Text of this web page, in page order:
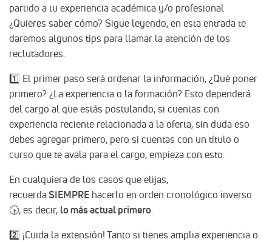
partido a tu experiencia académica y/o profesional
¿Quieres saber cómo? Sigue leyendo, en esta entrada te
daremos algunos tips para llamar la atención de los
reclutadores.
1️⃣ El primer paso será ordenar la información, ¿Qué poner
primero? ¿La experiencia o la formación? Esto dependerá
del cargo al que estás postulando, si cuentas con
experiencia reciente relacionada a la oferta, sin duda eso
debes agregar primero, pero si cuentas con un título o
curso que te avala para el cargo, empieza con esto.
En cualquiera de los casos que elijas,
recuerdaSIEMPRE hacerlo en orden cronológico inverso
🕟, es decir, lo más actual primero
2️⃣ ¡Cuida la extensión! Tanto si tienes amplia experiencia o